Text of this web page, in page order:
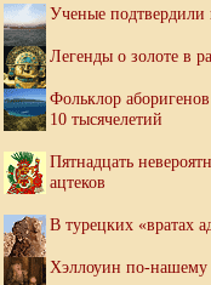
Ученые
Легенды о золоте в
Фольклор
10 тысячелетий
Пятнадцать
ацтеков
В турецких «вратах
Хэллоуин по-нашему